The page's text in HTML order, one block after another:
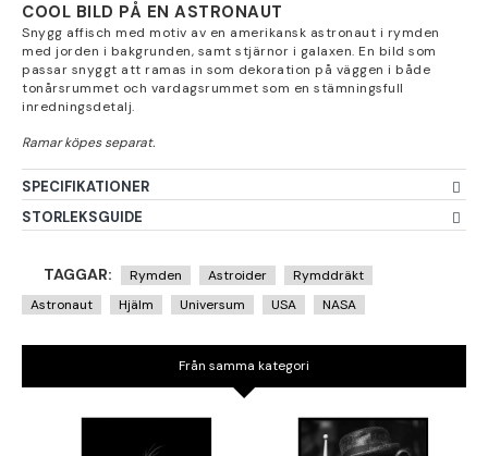
COOL BILD PÅ EN ASTRONAUT
Snygg affisch med motiv av en amerikansk astronaut i rymden
med jorden i bakgrunden, samt stjärnor i galaxen. En bild som
passar snyggt att ramas in som dekoration på väggen i både
tonårsrummet och vardagsrummet som en stämningsfull
inredningsdetalj.
SPECIFIKATIONER
STORLEKSGUIDE
TAGGAR: Rymden Astroider
Rymddräkt
Astronaut
Hjälm Universum USA NASA
Från samma kategori